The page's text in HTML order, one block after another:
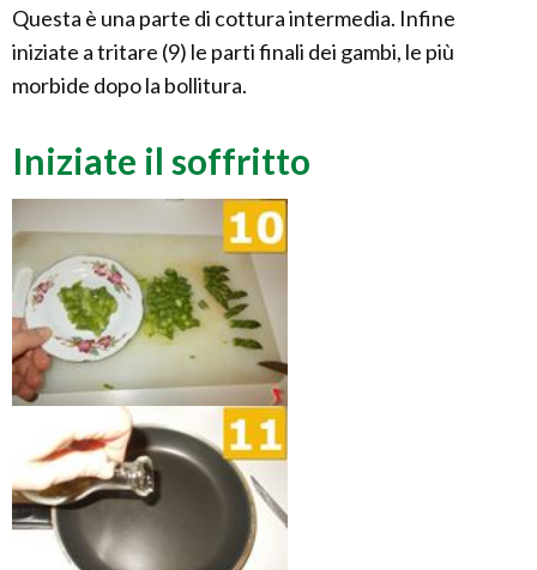
Questa è una parte di cottura intermedia. Infine
iniziate a tritare (9) le parti finali dei gambi, le più
morbide dopo la bollitura.
Iniziate il soffritto